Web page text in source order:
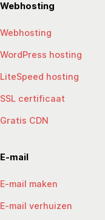
Webhosting
Webhosting
WordPress hosting
LiteSpeed hosting
SSL certificaat
Gratis CDN
E-mail
E-mail maken
E-mail verhuizen